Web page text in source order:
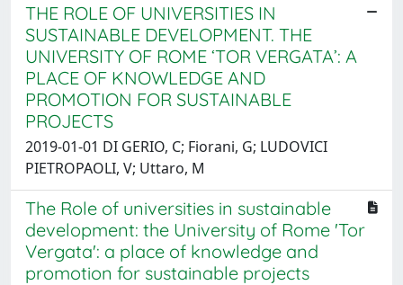
THE ROLE OF UNIVERSITIES IN
SUSTAINABLE DEVELOPMENT. THE
UNIVERSITY OF ROME ‘TOR VERGATA’: A
PLACE OF KNOWLEDGE AND
PROMOTION FOR SUSTAINABLE
PROJECTS
2019-01-01 DI GERIO, C; Fiorani, G; LUDOVICI
PIETROPAOLI, V; Uttaro, M
The Role of universities in sustainable
development: the University of Rome 'Tor
Vergata': a place of knowledge and
promotion for sustainable projects